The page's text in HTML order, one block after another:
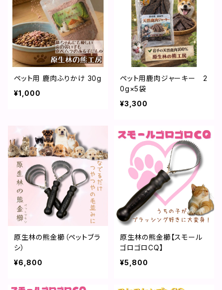
ペット用 鹿肉ふりかけ 30g
¥1,000
ペット用鹿肉ジャーキー 2
0g×5袋
¥3,300
原生林の熊金櫛（ペットブラ
シ）
¥6,800
原生林の熊金櫛【スモール
ゴロゴロCQ】
¥5,800